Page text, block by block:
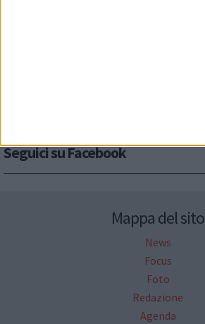
Seguici su Facebook
Mappa del sito
News
Focus
Foto
Redazione
Agenda